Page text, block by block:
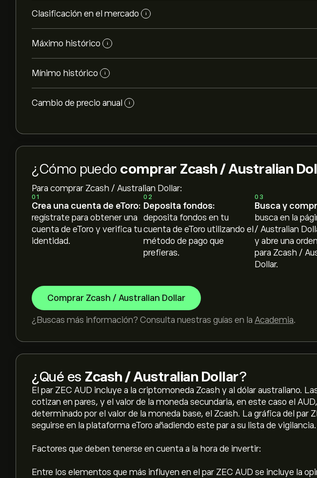
Clasificación en el mercado i
Máximo histórico i
Mínimo histórico i
Cambio de precio anual i
¿Cómo puedo comprar Zcash / Australian
Para comprar Zcash / Australian Dollar:
01
Crea una cuenta de eToro:
regístrate para obtener una
cuenta de eToro y verifica tu
identidad.
02
Deposita fondos:
deposita fondos en tu
cuenta de eToro utilizando el
método de pago que
prefieras.
03
Busca y
busca en la
/ Australian
y abre una
para Zcash /
Dollar.
Comprar Zcash / Australian Dollar
¿Buscas más información? Consulta nuestras guías en la Academia.
¿Qué es Zcash / Australian Dollar?
El par ZEC AUD incluye a la criptomoneda Zcash y al dólar australiano.
cotizan en pares, y el valor de la moneda secundaria, en este caso el
determinado por el valor de la moneda base, el Zcash. La gráfica del par
seguirse en la plataforma eToro añadiendo este par a su lista de vigilancia.
Factores que deben tenerse en cuenta a la hora de invertir:
Entre los elementos que más influyen en el par ZEC AUD se incluye la